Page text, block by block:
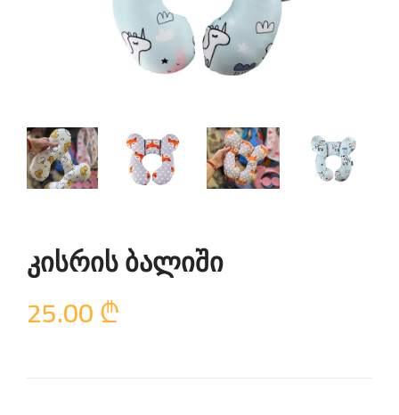
კისრის ბალიში
25.00 ₾